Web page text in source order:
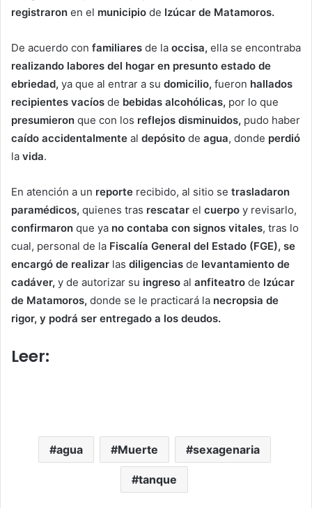
registraron en el municipio de Izúcar de Matamoros.
De acuerdo con familiares de la occisa, ella se encontraba
realizando labores del hogar en presunto estado de
ebriedad, ya que al entrar a su domicilio, fueron hallados
recipientes vacíos de bebidas alcohólicas, por lo que
presumieron que con los reflejos disminuidos, pudo haber
caído accidentalmente al depósito de agua, donde perdió
la vida.
En atención a un reporte recibido, al sitio se trasladaron
paramédicos, quienes tras rescatar el cuerpo y revisarlo,
confirmaron que ya no contaba con signos vitales, tras lo
cual, personal de la Fiscalía General del Estado (FGE), se
encargó de realizar las diligencias de levantamiento de
cadáver, y de autorizar su ingreso al anfiteatro de Izúcar
de Matamoros, donde se le practicará la necropsia de
rigor, y podrá ser entregado a los deudos.
Leer:
agua Muerte sexagenaria
tanque